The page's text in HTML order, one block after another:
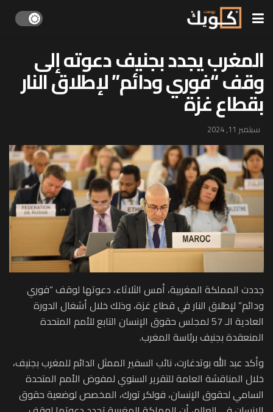
المغرب يجدد بجنيف دعوته إلى
وقف “فوري ودائم” لإطلاق النار
بقطاع غزة
سبتمبر 11, 2024
جددت المملكة المغربية، أمس الثلاثاء، دعوتها لوقف “فوري
ودائم” لإطلاق النار في قطاع غزة، وذلك خلال أشغال الدورة
العادية الـ 57 لمجلس حقوق الإنسان التابع للأمم المتحدة
المنعقدة بجنيف برئاسة المغرب.
وأكد عبد الله بوتدغارت، نائب السفير الممثل الدائم للمغرب بجنيف،
خلال المناقشة العامة للتقرير السنوي لمفوض الأمم المتحدة
السامي لحقوق الإنسان، فولكر تورك، المخصص لوضعية حقوق